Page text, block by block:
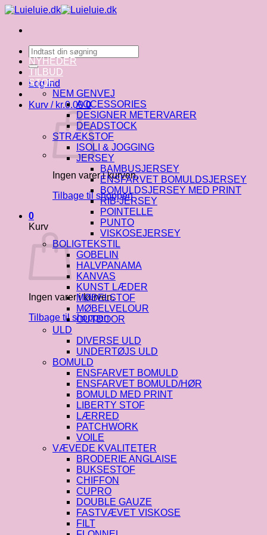
Fortsæt
indhold
Søg
efter:
Log ind
Kurv / kr.0.00 0
Ingen varer i kurven.
Tilbage til shoppen
0
Kurv
Ingen varer i kurven.
Tilbage til shoppen
NYHEDER
TILBUD
STOF
NEM GENVEJ
ACCESSORIES
DESIGNER METERVARER
DEADSTOCK
STRÆKSTOF
ISOLI & JOGGING
JERSEY
BAMBUSJERSEY
ENSFARVET BOMULDSJERSEY
BOMULDSJERSEY MED PRINT
RIB-JERSEY
POINTELLE
PUNTO
VISKOSEJERSEY
BOLIGTEKSTIL
GOBELIN
HALVPANAMA
KANVAS
KUNST LÆDER
MØBELSTOF
MØBELVELOUR
OUTDOOR
ULD
DIVERSE ULD
UNDERTØJS ULD
BOMULD
ENSFARVET BOMULD
ENSFARVET BOMULD/HØR
BOMULD MED PRINT
LIBERTY STOF
LÆRRED
PATCHWORK
VOILE
VÆVEDE KVALITETER
BRODERIE ANGLAISE
BUKSESTOF
CHIFFON
CUPRO
DOUBLE GAUZE
FASTVÆVET VISKOSE
FILT